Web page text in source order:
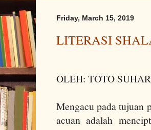
Friday, March 15, 2019
LITERASI
OLEH: TOTO
Mengacu pada tujuan
acuan adalah